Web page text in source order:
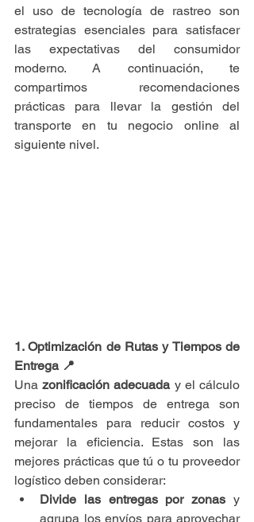
el uso de tecnología de rastreo son
estrategias esenciales para satisfacer
las expectativas del consumidor
moderno. A continuación, te
compartimos recomendaciones
prácticas para llevar la gestión del
transporte en tu negocio online al
siguiente nivel.
1. Optimización de Rutas y Tiempos de
Entrega 📍
Una zonificación adecuada y el cálculo
preciso de tiempos de entrega son
fundamentales para reducir costos y
mejorar la eficiencia. Estas son las
mejores prácticas que tú o tu proveedor
logístico deben considerar:
Divide las entregas por zonas y
agrupa los envíos para aprovechar